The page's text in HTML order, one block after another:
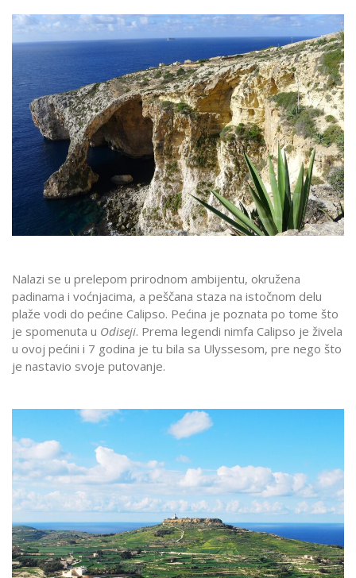
Nalazi se u prelepom prirodnom ambijentu, okružena
padinama i voćnjacima, a peščana staza na istočnom delu
plaže vodi do pećine Calipso. Pećina je poznata po tome što
je spomenuta u Odiseji. Prema legendi nimfa Calipso je živela
u ovoj pećini i 7 godina je tu bila sa Ulyssesom, pre nego što
je nastavio svoje putovanje.